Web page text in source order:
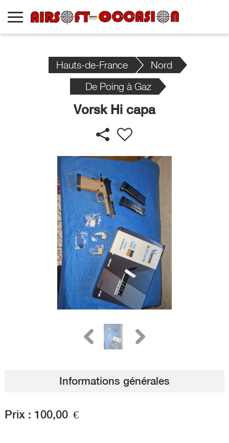
Hauts-de-France
Nord
De Poing à Gaz
Vorsk Hi capa
Informations générales
Prix : 100,00 €